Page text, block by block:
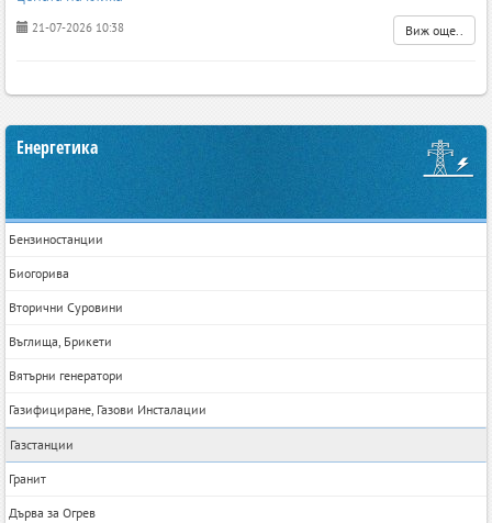
21-07-2026 10:38 Виж още..
Енергетика
Бензиностанции
Биогорива
Вторични Суровини
Въглища, Брикети
Вятърни генератори
Газифициране, Газови Инсталации
Газстанции
Гранит
Дърва за Огрев